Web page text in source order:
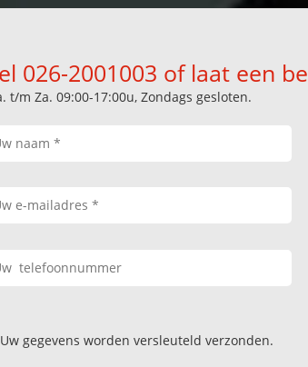
026-2001003 of laat een
t/m Za. 09:00-17:00u, Zondags gesloten.
Uw gegevens worden versleuteld verzonden.